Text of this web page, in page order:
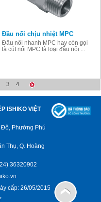
Đầu nối chịu nhiệt MPC
Đầu nối nhanh MPC hay còn gọi
là cút nối MPC là loại đầu nối ...
3 4
ISHIKO VIỆT
Đô, Phường Phú
Thụ, Q. Hoàng
36320902
cấp: 26/05/2015